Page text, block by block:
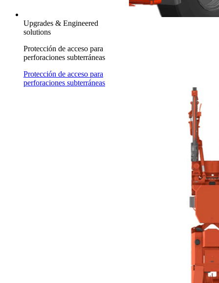
Upgrades & Engineered
solutions
Protección de acceso para
perforaciones subterráneas
Protección de acceso para
perforaciones subterráneas